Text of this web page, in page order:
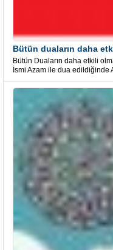
Bütün Duaların daha etkili
İsmi Azam ile dua edildiğinde